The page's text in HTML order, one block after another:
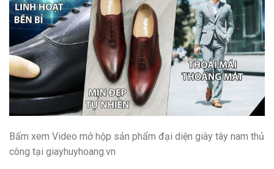
Bấm xem Video mở hộp sản phẩm đại diện giày tây nam thủ
công tại giayhuyhoang.vn